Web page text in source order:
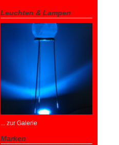
Leuchten & Lampen
... zur Galerie
Marken